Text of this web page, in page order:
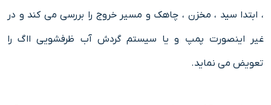
، ابتدا سید ، مخزن ، چاهک و مسیر خروج را بررسی می کند و در
غیر اینصورت پمپ و یا سیستم گردش آب ظرفشویی ااگ را
تعویض می نماید.